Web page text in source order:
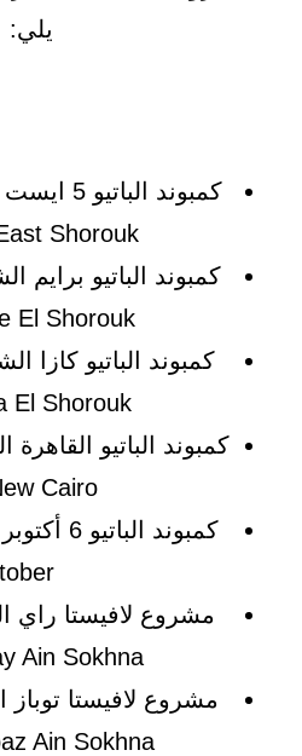
يلي:
Shorouk.
El Shorouk.
El Shorouk.
Cairo.
Ain Sokhna.
Ain Sokhna.